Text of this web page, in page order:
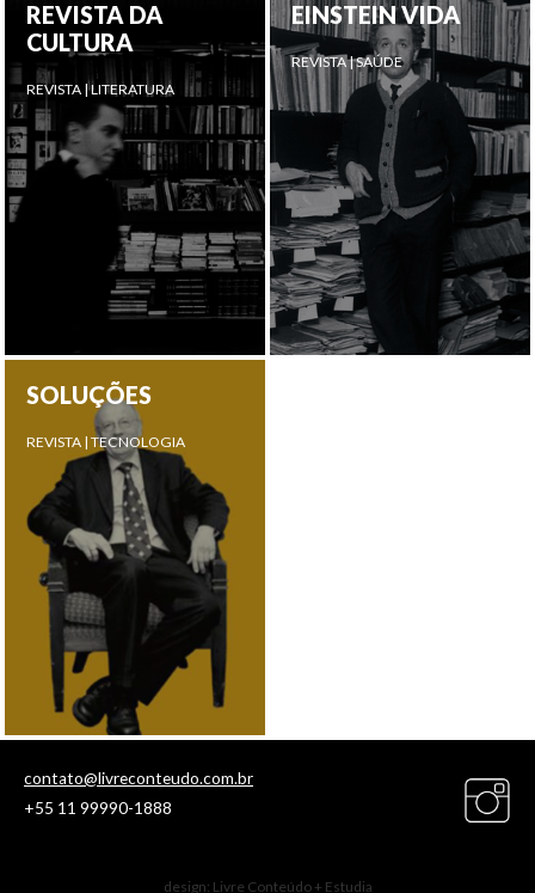
REVISTA DA
CULTURA
REVISTA | LITERATURA
EINSTEIN VIDA
REVISTA | SAÚDE
SOLUÇÕES
REVISTA | TECNOLOGIA
contato@livreconteudo.com.br
+55 11 99990-1888
design: Livre Conteúdo + Estudia